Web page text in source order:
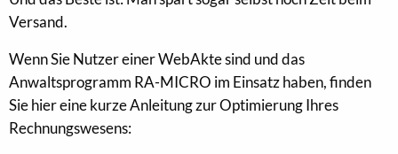
Versand.
Wenn Sie Nutzer einer WebAkte sind und das
Anwaltsprogramm RA-MICRO im Einsatz haben, finden
Sie hier eine kurze Anleitung zur Optimierung Ihres
Rechnungswesens: